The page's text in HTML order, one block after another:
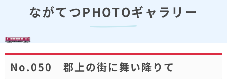
ながてつPHOTOギャラリー
No.050 郡上の街に舞い降りて